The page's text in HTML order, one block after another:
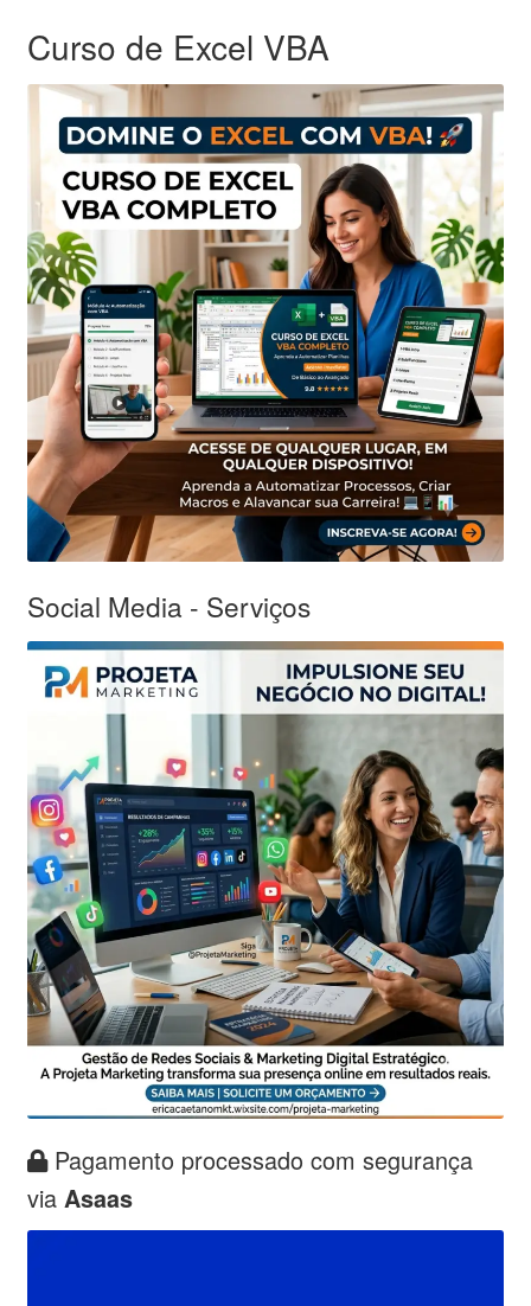
Curso de Excel VBA
Social Media - Serviços
Pagamento processado com segurança
via Asaas